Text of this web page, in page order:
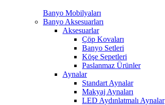
Banyo Mobilyaları
Banyo Aksesuarları
Aksesuarlar
Çöp Kovaları
Banyo Setleri
Köşe Sepetleri
Paslanmaz Ürünler
Aynalar
Standart Aynalar
Makyaj Aynaları
LED Aydınlatmalı Aynalar